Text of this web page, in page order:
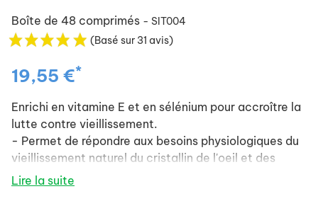
Boîte de 48 comprimés - SIT004
(Basé sur 31 avis)
19,55 €*
Enrichi en vitamine E et en sélénium pour accroître la
lutte contre vieillissement.
- Permet de répondre aux besoins physiologiques du
vieillissement naturel du cristallin de l'oeil et des
tissus.
Lire la suite